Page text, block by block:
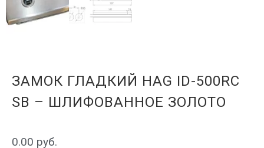
ЗАМОК ГЛАДКИЙ HAG ID-500RC
SB – ШЛИФОВАННОЕ ЗОЛОТО
0.00 руб.